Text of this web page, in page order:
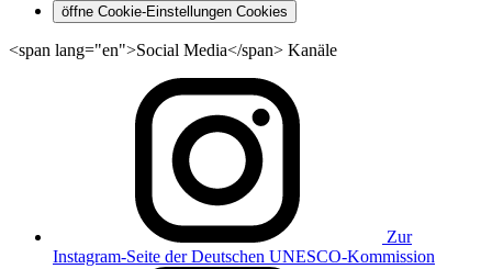
öffne Cookie-Einstellungen Cookies
<span lang="en">Social Media</span> Kanäle
Zur
Instagram-Seite der Deutschen UNESCO-Kommission